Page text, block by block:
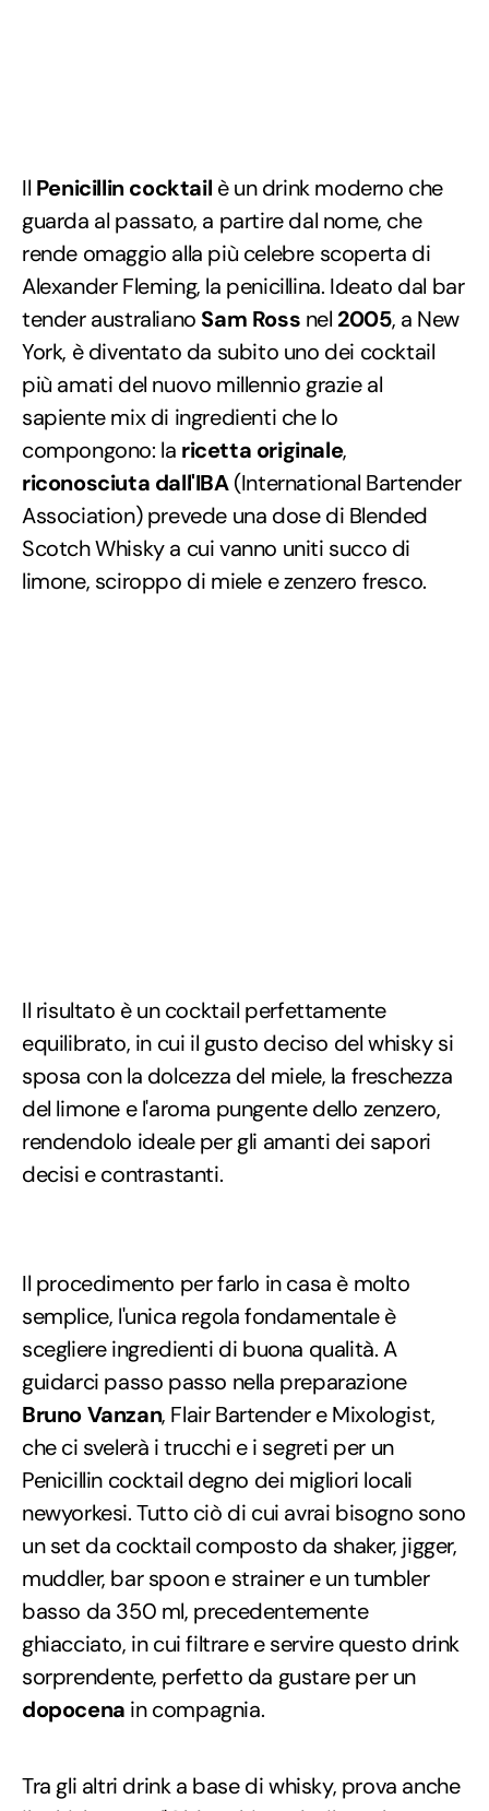
Il Penicillin cocktail è un drink moderno che
guarda al passato, a partire dal nome, che
rende omaggio alla più celebre scoperta di
Alexander Fleming, la penicillina. Ideato dal bar
tender australiano Sam Ross nel 2005, a New
York, è diventato da subito uno dei cocktail
più amati del nuovo millennio grazie al
sapiente mix di ingredienti che lo
compongono: la ricetta originale,
riconosciuta dall'IBA(International Bartender
Association) prevede una dose di Blended
Scotch Whisky a cui vanno uniti succo di
limone, sciroppo di miele e zenzero fresco.
Il risultato è un cocktail perfettamente
equilibrato, in cui il gusto deciso del whisky si
sposa con la dolcezza del miele, la freschezza
del limone e l'aroma pungente dello zenzero,
rendendolo ideale per gli amanti dei sapori
decisi e contrastanti.
Il procedimento per farlo in casa è molto
semplice, l'unica regola fondamentale è
scegliere ingredienti di buona qualità. A
guidarci passo passo nella preparazione
Bruno Vanzan, Flair Bartender e Mixologist,
che ci svelerà i trucchi e i segreti per un
Penicillin cocktail degno dei migliori locali
newyorkesi. Tutto ciò di cui avrai bisogno sono
un set da cocktail composto da shaker, jigger,
muddler, bar spoon e strainer e un tumbler
basso da 350 ml, precedentemente
ghiacciato, in cui filtrare e servire questo drink
sorprendente, perfetto da gustare per un
dopocena in compagnia.
Tra gli altri drink a base di whisky, prova anche